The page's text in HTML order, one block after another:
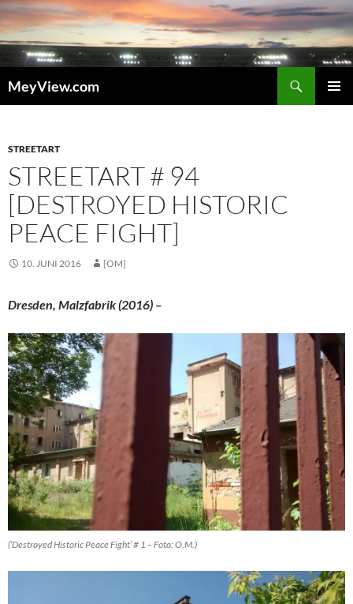
Zum
Inhalt
springen
MeyView.com
STREETART
STREETART # 94
[DESTROYED HISTORIC
PEACE FIGHT]
10. JUNI 2016 [OM]
Dresden, Malzfabrik (2016) –
(’Destroyed Historic Peace Fight’ # 1 – Foto: O.M.)